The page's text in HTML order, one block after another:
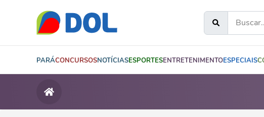
PARÁCONCURSOSNOTÍCIASESPORTESENTRETENIMENTOESPECIAIS